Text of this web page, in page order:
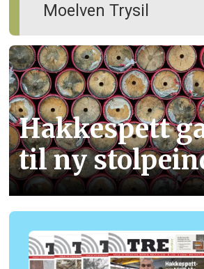
Moelven Trysil
Hakkespett
til ny